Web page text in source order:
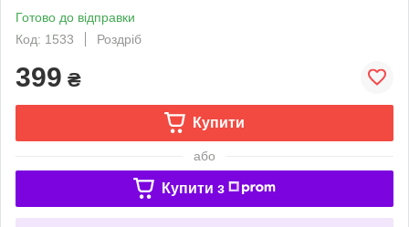
Готово до відправки
Код: 1533
Роздріб
399 ₴
Купити
або
Купити з